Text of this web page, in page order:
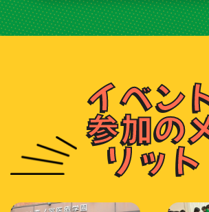
イベン
参加の
リット